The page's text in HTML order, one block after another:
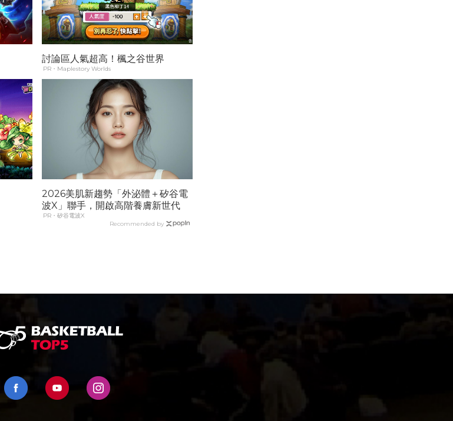
討論區人氣超高！楓之谷世界
PR・Maplestory Worlds
2026美肌新趨勢「外泌體＋矽谷電
波X」聯手，開啟高階養膚新世代
PR・矽谷電波X
Recommended by